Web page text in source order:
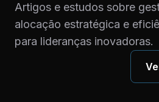
Artigos e estudos sobre
alocação estratégica e
para lideranças inovadoras.